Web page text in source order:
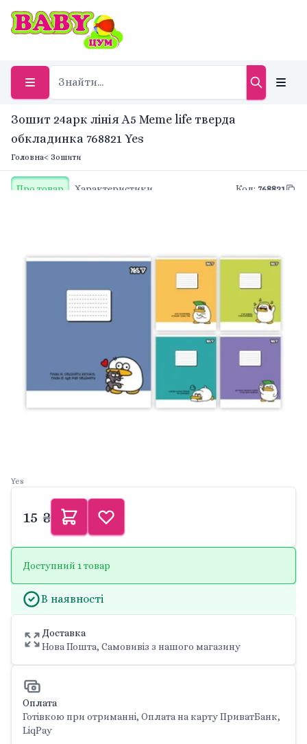
Зошит 24арк лінія A5 Meme life тверда
обкладинка 768821 Yes
Головна< Зошити
Про товар Характеристики Код: 768821
Yes
15 ₴
Доступний 1 товар
В наявності
Доставка
Нова Пошта, Самовивіз з нашого магазину
Оплата
Готівкою при отриманні, Оплата на карту ПриватБанк,
LiqPay